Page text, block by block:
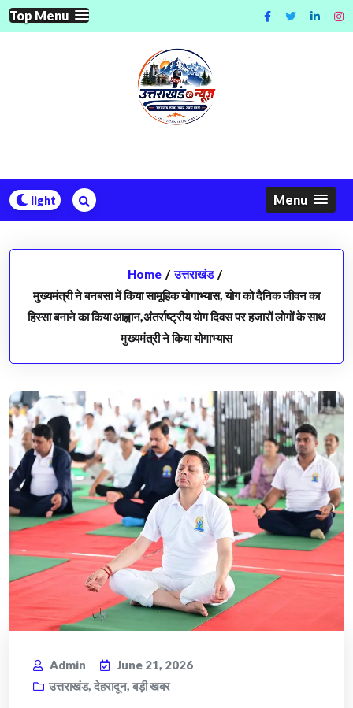
Skip
to
Top Menu
Menu
Home / उत्तराखंड /
मुख्यमंत्री ने बनबसा में किया सामूहिक योगाभ्यास, योग को दैनिक जीवन का
हिस्सा बनाने का किया आह्वान,अंतर्राष्ट्रीय योग दिवस पर हजारों लोगों के साथ
मुख्यमंत्री ने किया योगाभ्यास
Admin
June 21, 2026
उत्तराखंड, देहरादून, बड़ी खबर